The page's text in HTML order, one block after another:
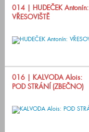
014 | HUDEČEK Antonín:
VŘESOVIŠTĚ
016 | KALVODA Alois:
POD STRÁNÍ (ZBEČNO)